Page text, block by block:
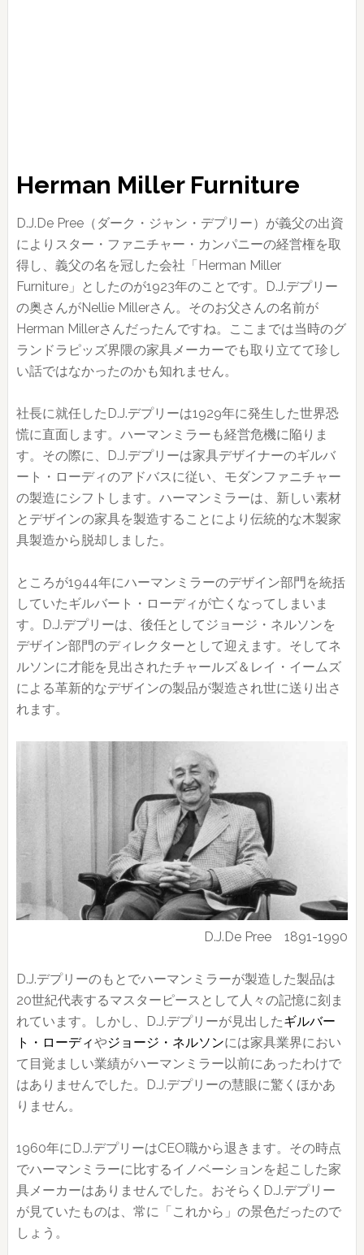
Herman Miller Furniture
D.J.De Pree（ダーク・ジャン・デプリー）が義父の出資
によりスター・ファニチャー・カンパニーの経営権を取
得し、義父の名を冠した会社「Herman Miller
Furniture」としたのが1923年のことです。D.J.デプリー
の奥さんがNellie Millerさん。そのお父さんの名前が
Herman Millerさんだったんですね。ここまでは当時のグ
ランドラピッズ界隈の家具メーカーでも取り立てて珍し
い話ではなかったのかも知れません。
社長に就任したD.J.デプリーは1929年に発生した世界恐
慌に直面します。ハーマンミラーも経営危機に陥りま
す。その際に、D.J.デプリーは家具デザイナーのギルバ
ート・ローディのアドバスに従い、モダンファニチャー
の製造にシフトします。ハーマンミラーは、新しい素材
とデザインの家具を製造することにより伝統的な木製家
具製造から脱却しました。
ところが1944年にハーマンミラーのデザイン部門を統括
していたギルバート・ローディが亡くなってしまいま
す。D.J.デプリーは、後任としてジョージ・ネルソンを
デザイン部門のディレクターとして迎えます。そしてネ
ルソンに才能を見出されたチャールズ＆レイ・イームズ
による革新的なデザインの製品が製造され世に送り出さ
れます。
D.J.De Pree 1891-1990
D.J.デプリーのもとでハーマンミラーが製造した製品は
20世紀代表するマスターピースとして人々の記憶に刻ま
れています。しかし、D.J.デプリーが見出したギルバー
ト・ローディやジョージ・ネルソンには家具業界におい
て目覚ましい業績がハーマンミラー以前にあったわけで
はありませんでした。D.J.デプリーの慧眼に驚くほかあ
りません。
1960年にD.J.デプリーはCEO職から退きます。その時点
でハーマンミラーに比するイノベーションを起こした家
具メーカーはありませんでした。おそらくD.J.デプリー
が見ていたものは、常に「これから」の景色だったので
しょう。